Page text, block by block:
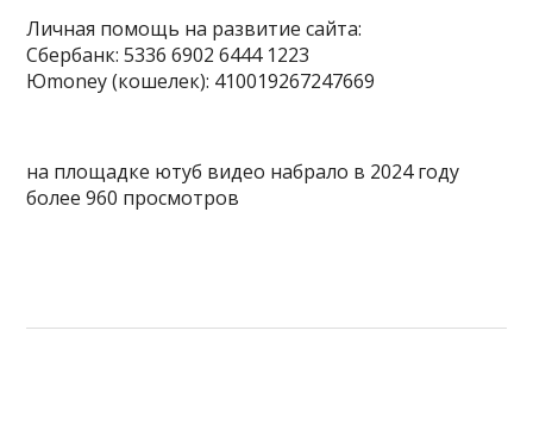
Личная помощь на развитие сайта:
Сбербанк: 5336 6902 6444 1223
Юmoney (кошелек): 410019267247669
на площадке ютуб видео набрало в 2024 году
более 960 просмотров